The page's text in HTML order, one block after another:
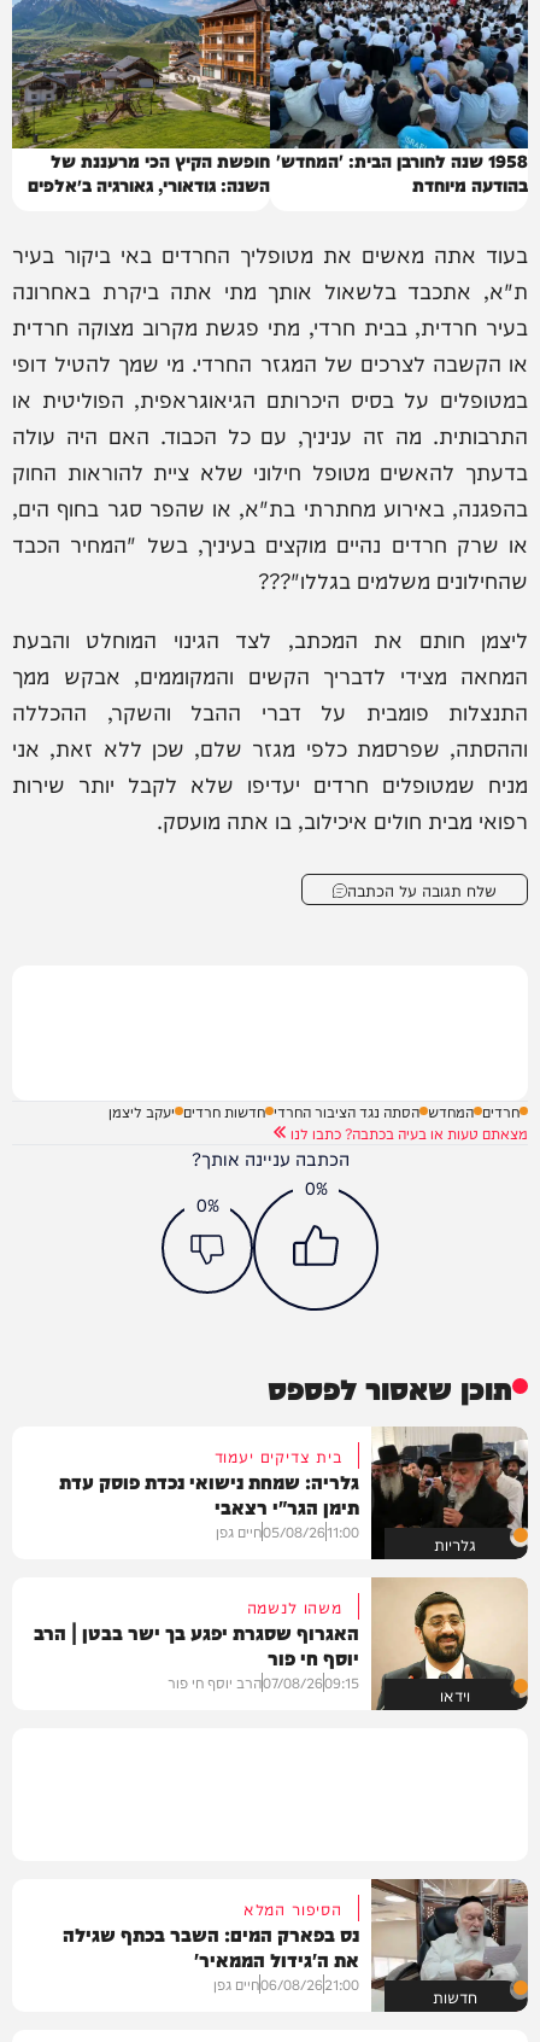
1958 שנה לחורבן הבית: 'המחדש'
בהודעה מיוחדת
חופשת הקיץ הכי מרעננת של
השנה: גודאורי, גאורגיה ב״אלפים
בעוד אתה מאשים את מטופליך החרדים באי ביקור בעיר
ת"א, אתכבד בלשאול אותך מתי אתה ביקרת באחרונה
בעיר חרדית, בבית חרדי, מתי פגשת מקרוב מצוקה חרדית
או הקשבה לצרכים של המגזר החרדי. מי שמך להטיל דופי
במטופלים על בסיס היכרותם הגיאוגראפית, הפוליטית או
התרבותית. מה זה עניניך, עם כל הכבוד. האם היה עולה
בדעתך להאשים מטופל חילוני שלא ציית להוראות החוק
בהפגנה, באירוע מחתרתי בת"א, או שהפר סגר בחוף הים,
או שרק חרדים נהיים מוקצים בעיניך, בשל "המחיר הכבד
שהחילונים משלמים בגללו"???
ליצמן חותם את המכתב, לצד הגינוי המוחלט והבעת
המחאה מצידי לדבריך הקשים והמקוממים, אבקש ממך
התנצלות פומבית על דברי ההבל והשקר, ההכללה
וההסתה, שפרסמת כלפי מגזר שלם, שכן ללא זאת, אני
מניח שמטופלים חרדים יעדיפו שלא לקבל יותר שירות
רפואי מבית חולים איכילוב, בו אתה מועסק.
שלח תגובה על הכתבה
חרדים המחדש הסתה נגד הציבור החרדי חדשות חרדים יעקב ליצמן
מצאתם טעות או בעיה בכתבה? כתבו לנו
הכתבה עניינה אותך?
0%
0%
תוכן שאסור לפספס
גלריות
בית צדיקים יעמוד
גלריה: שמחת נישואי נכדת פוסק עדת
תימן הגר"י רצאבי
11:00
05/08/26חיים גפן
וידאו
משהו לנשמה
האגרוף שסגרת יפגע בך ישר בבטן | הרב
יוסף חי פור
09:15
07/08/26הרב יוסף חי פור
חדשות
הסיפור המלא
נס בפארק המים: השבר בכתף שגילה
את ה'גידול הממאיר'
21:00
06/08/26חיים גפן